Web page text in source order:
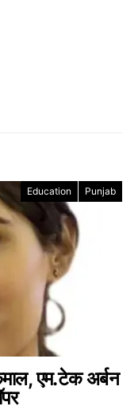
Education Punjab
एम.टेक अर्बन